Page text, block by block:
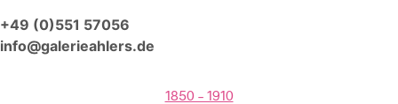
+49 (0)551 57056
info@galerieahlers.de
1850 – 1910